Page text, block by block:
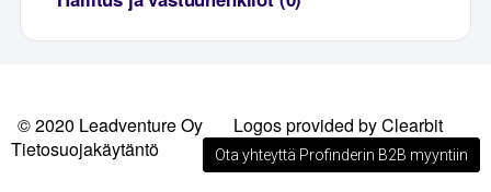
© 2020 Leadventure Oy
Logos provided by Clearbit
Tietosuojakäytäntö
Ota yhteyttä Profinderin B2B myyntiin